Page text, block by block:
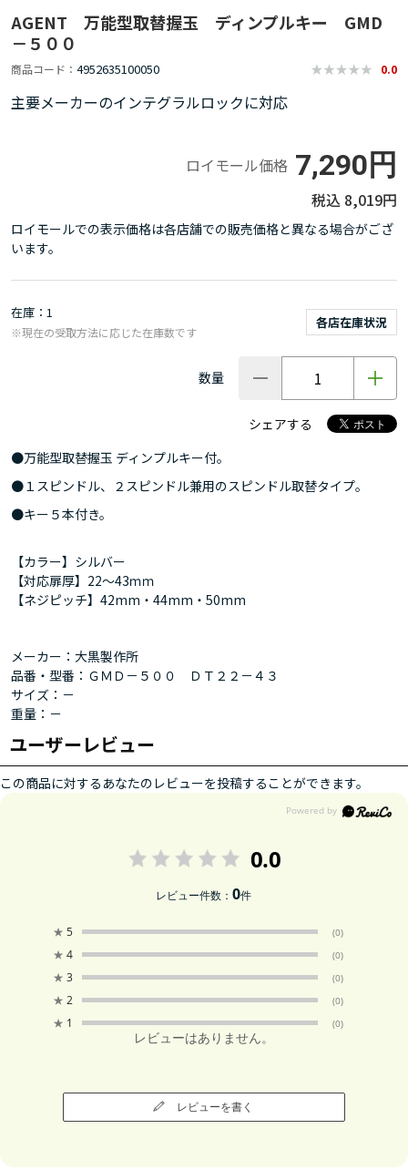
AGENT 万能型取替握玉 ディンプルキー GMD
－５００
商品コード 4952635100050 0.0
主要メーカーのインテグラルロックに対応
ロイモール価格 7,290円
8,019円
ロイモールでの表示価格は各店舗での販売価格と異なる場合がござ
います。
在庫 1
各店在庫状況
※現在の受取方法に応じた在庫数です
数量
シェアする
●万能型取替握玉 ディンプルキー付。
●１スピンドル、２スピンドル兼用のスピンドル取替タイプ。
●キー５本付き。
【カラー】シルバー
【対応扉厚】22～43ｍｍ
【ネジピッチ】42mm・44mm・50mm
メーカー：大黒製作所
品番・型番：ＧＭＤ－５００ ＤＴ２２－４３
サイズ：－
重量：－
ユーザーレビュー
この商品に対するあなたのレビューを投稿することができます。
0.0
レビュー件数：0件
★ 5 (0)
★ 4 (0)
★ 3 (0)
★ 2 (0)
★ 1 (0)
レビューはありません。
レビューを書く